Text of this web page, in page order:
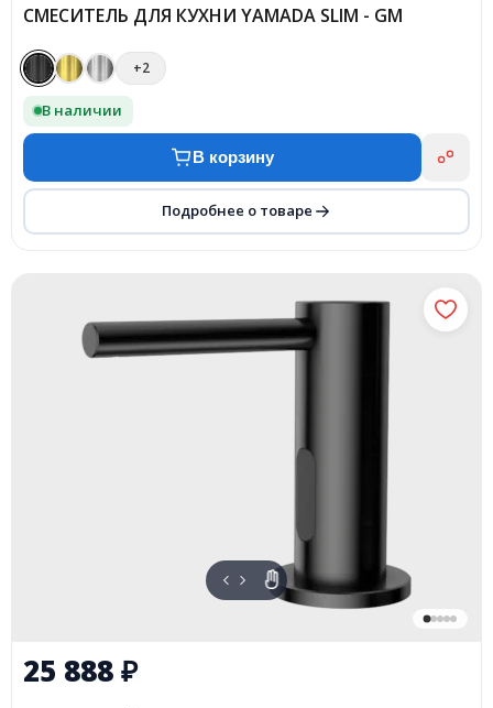
СМЕСИТЕЛЬ ДЛЯ КУХНИ YAMADA SLIM - GM
+2
В наличии
В корзину
Подробнее о товаре
25 888₽